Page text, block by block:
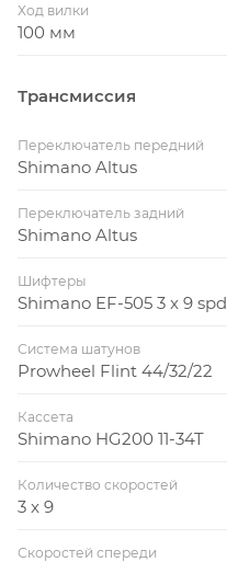
Ход вилки
100 мм
Трансмиссия
Переключатель передний
Shimano Altus
Переключатель задний
Shimano Altus
Шифтеры
Shimano EF-505 3 x 9 spd
Система шатунов
Prowheel Flint 44/32/22
Кассета
Shimano HG200 11-34T
Количество скоростей
3 x 9
Скоростей спереди